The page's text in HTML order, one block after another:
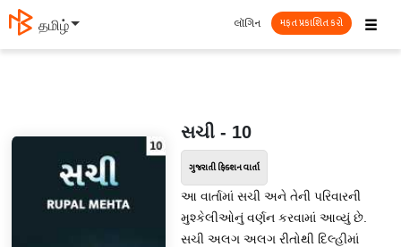
தமிழ் ☰
લૉગિન મફત પ્રકાશિત કરો
સચી - 10
ગુજરાતી ફિક્શન વાર્તા
આ વાર્તામાં સચી અને તેની પરિવારની
મુશ્કેલીઓનું વર્ણન કરવામાં આવ્યું છે.
સચી અલગ અલગ રીતોથી દિલ્હીમાં